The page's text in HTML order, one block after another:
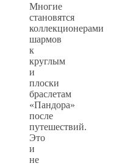
Многие
становятся
коллекционерами
шармов
к
круглым
и
плоски
браслетам
«Пандора»
после
путешествий.
Это
и
не